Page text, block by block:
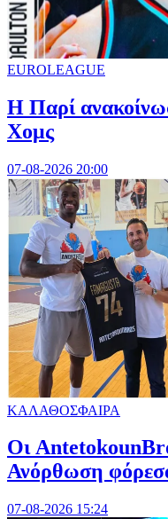
EUROLEAGUE
Η Παρί
Χομς
07-08-2026 20:00
ΚΑΛΑΘΟΣΦΑΙΡΑ
Oι
Ανόρθωση
07-08-2026 15:24